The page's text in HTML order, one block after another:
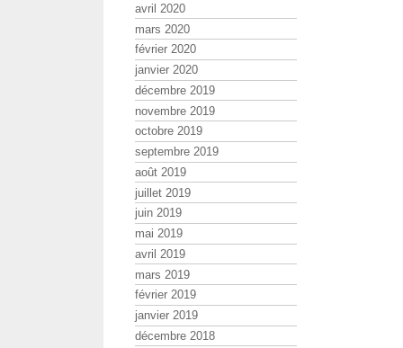
avril 2020
mars 2020
février 2020
janvier 2020
décembre 2019
novembre 2019
octobre 2019
septembre 2019
août 2019
juillet 2019
juin 2019
mai 2019
avril 2019
mars 2019
février 2019
janvier 2019
décembre 2018